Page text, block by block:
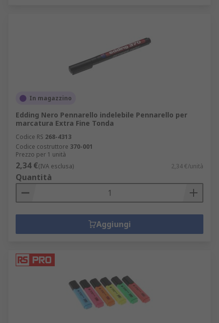
In magazzino
Edding Nero Pennarello indelebile Pennarello per
marcatura Extra Fine Tonda
Codice RS 268-4313
Codice costruttore 370-001
Prezzo per 1 unità
2,34 €(IVA esclusa) 2,34 €/unità
Quantità
Aggiungi